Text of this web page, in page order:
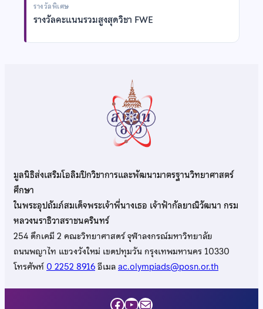
รางวัลพิเศษ
รางวัลคะแนนรวมสูงสุดวิชา FWE
มูลนิธิส่งเสริมโอลิมปิกวิชาการและพัฒนามาตรฐานวิทยาศาสตร์
ศึกษา
ในพระอุปถัมภ์สมเด็จพระเจ้าพี่นางเธอ เจ้าฟ้ากัลยาณิวัฒนา กรม
หลวงนราธิวาสราชนครินทร์
254 ตึกเคมี 2 คณะวิทยาศาสตร์ จุฬาลงกรณ์มหาวิทยาลัย
ถนนพญาไท แขวงวังใหม่ เขตปทุมวัน กรุงเทพมหานคร 10330
โทรศัพท์0 2252 8916อีเมลac.olympiads@posn.or.th
Facebook
YouTube
Mail